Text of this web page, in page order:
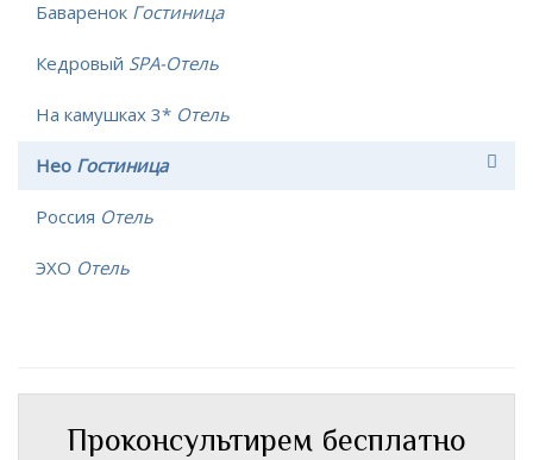
Баваренок Гостиница
Кедровый SPA-Отель
На камушках 3* Отель
Нео Гостиница
Россия Отель
ЭХО Отель
Проконсультирем бесплатно